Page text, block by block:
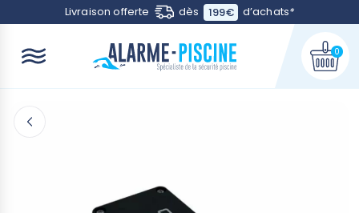
Contactez-nousLivraison offerte dès 199€ d’achats*
0